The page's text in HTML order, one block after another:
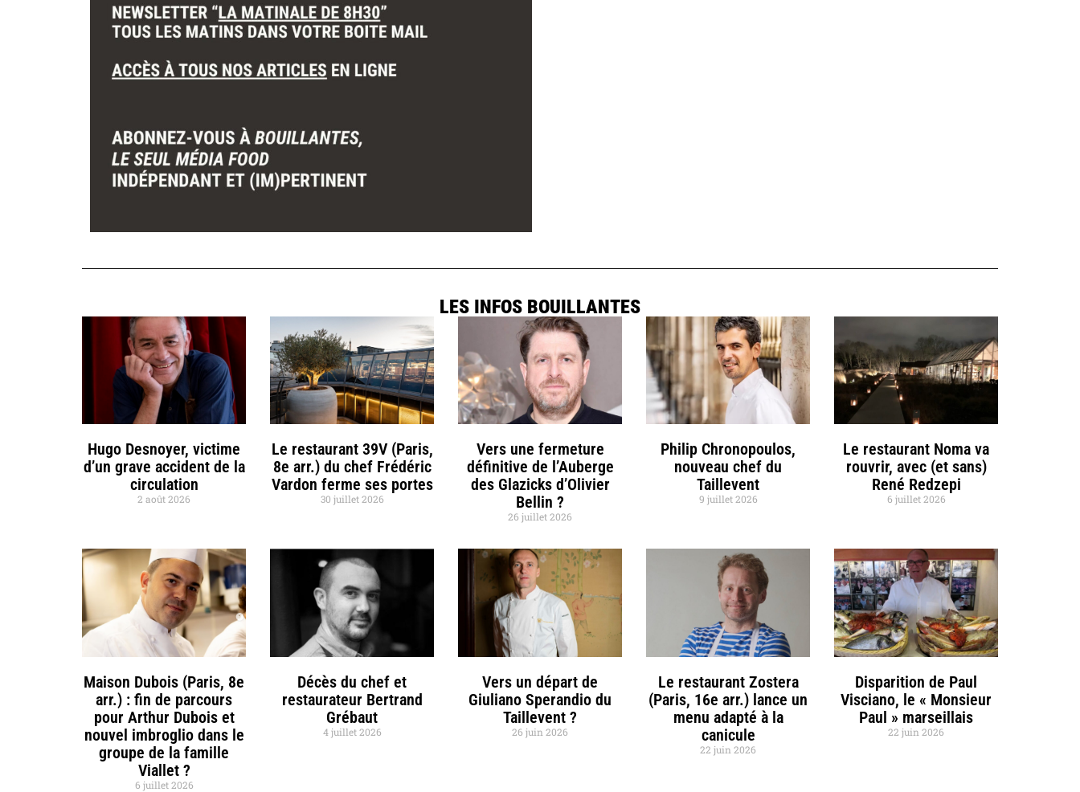
LES INFOS BOUILLANTES
Hugo Desnoyer, victime
d’un grave accident de la
circulation
2 août 2026
Le restaurant 39V (Paris,
8e arr.) du chef Frédéric
Vardon ferme ses portes
30 juillet 2026
Vers une fermeture
définitive de l’Auberge
des Glazicks d’Olivier
Bellin ?
26 juillet 2026
Philip Chronopoulos,
nouveau chef du
Taillevent
9 juillet 2026
Le restaurant Noma va
rouvrir, avec (et sans)
René Redzepi
6 juillet 2026
Maison Dubois (Paris, 8e
arr.) : fin de parcours
pour Arthur Dubois et
nouvel imbroglio dans le
groupe de la famille
Viallet ?
6 juillet 2026
Décès du chef et
restaurateur Bertrand
Grébaut
4 juillet 2026
Vers un départ de
Giuliano Sperandio du
Taillevent ?
26 juin 2026
Le restaurant Zostera
(Paris, 16e arr.) lance un
menu adapté à la
canicule
22 juin 2026
Disparition de Paul
Visciano, le « Monsieur
Paul » marseillais
22 juin 2026